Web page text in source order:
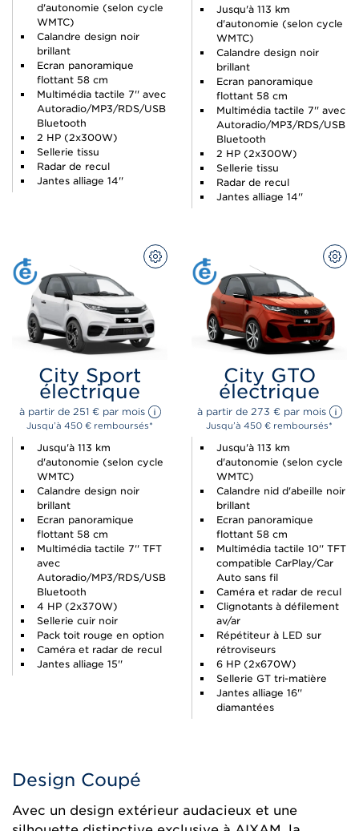
d'autonomie (selon cycle
WMTC)
Calandre design noir
brillant
Ecran panoramique
flottant 58 cm
Multimédia tactile 7'' avec
Autoradio/MP3/RDS/USB
Bluetooth
2 HP (2x300W)
Sellerie tissu
Radar de recul
Jantes alliage 14''
Jusqu'à 113 km
d'autonomie (selon cycle
WMTC)
Calandre design noir
brillant
Ecran panoramique
flottant 58 cm
Multimédia tactile 7'' avec
Autoradio/MP3/RDS/USB
Bluetooth
2 HP (2x300W)
Sellerie tissu
Radar de recul
Jantes alliage 14''
City Sport
électrique
à partir de 251 € par mois
Jusqu’à 450 € remboursés*
CONFIGUREZ
Jusqu'à 113 km
d'autonomie (selon cycle
WMTC)
Calandre design noir
brillant
Ecran panoramique
flottant 58 cm
Multimédia tactile 7'' TFT
avec
Autoradio/MP3/RDS/USB
Bluetooth
4 HP (2x370W)
Sellerie cuir noir
Pack toit rouge en option
Caméra et radar de recul
Jantes alliage 15''
City GTO
électrique
à partir de 273 € par mois
Jusqu’à 450 € remboursés*
Jusqu'à 113 km
d'autonomie (selon cycle
WMTC)
Calandre nid d'abeille noir
brillant
Ecran panoramique
flottant 58 cm
Multimédia tactile 10'' TFT
compatible CarPlay/Car
Auto sans fil
Caméra et radar de recul
Clignotants à défilement
av/ar
Répétiteur à LED sur
rétroviseurs
6 HP (2x670W)
Sellerie GT tri-matière
Jantes alliage 16''
diamantées
Design Coupé
Avec un design extérieur audacieux et une